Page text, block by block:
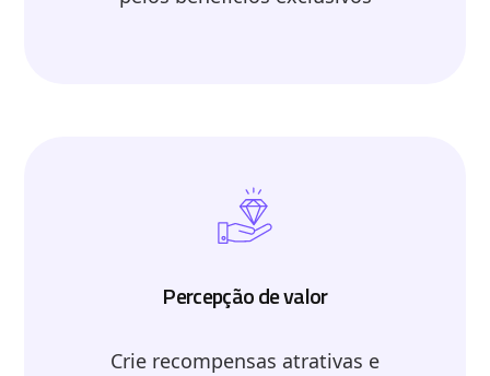
Percepção de valor
Crie recompensas atrativas e